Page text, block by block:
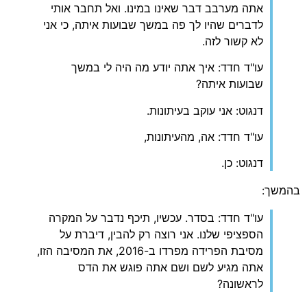
אתה מערבב דבר שאינו במינו. ואל תחבר אותי
לדברים שהיו לך פה במשך שבועות איתה, כי אני
לא קשור לזה.
עו"ד חדד: איך אתה יודע מה היה לי במשך
שבועות איתה?
דנגוט: אני עוקב בעיתונות.
עו"ד חדד: אה, מהעיתונות,
דנגוט: כן.
בהמשך:
עו"ד חדד: בסדר. עכשיו, תיכף נדבר על המקרה
הספציפי שלנו. אני רוצה רק להבין, דיברת על
מסיבת הפרידה מפרדו ב-2016, את המסיבה הזו,
אתה מגיע לשם ושם אתה פוגש את הדס
לראשונה?